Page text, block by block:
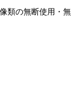
類の無断使用・無